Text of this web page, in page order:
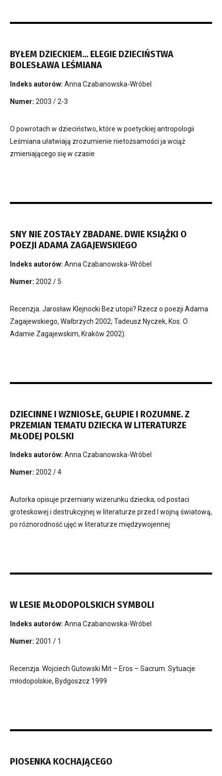
BYŁEM DZIECKIEM... ELEGIE DZIECIŃSTWA
BOLESŁAWA LEŚMIANA
Indeks autorów: Anna Czabanowska-Wróbel
Numer: 2003 / 2-3
O powrotach w dzieciństwo, które w poetyckiej antropologii
Leśmiana ułatwiają zrozumienie nietożsamości ja wciąż
zmieniającego się w czasie
SNY NIE ZOSTAŁY ZBADANE. DWIE KSIĄŻKI O
POEZJI ADAMA ZAGAJEWSKIEGO
Indeks autorów: Anna Czabanowska-Wróbel
Numer: 2002 / 5
Recenzja. Jarosław Klejnocki Bez utopii? Rzecz o poezji Adama
Zagajewskiego, Wałbrzych 2002; Tadeusz Nyczek, Kos. O
Adamie Zagajewskim, Kraków 2002).
DZIECINNE I WZNIOSŁE, GŁUPIE I ROZUMNE. Z
PRZEMIAN TEMATU DZIECKA W LITERATURZE
MŁODEJ POLSKI
Indeks autorów: Anna Czabanowska-Wróbel
Numer: 2002 / 4
Autorka opisuje przemiany wizerunku dziecka, od postaci
groteskowej i destrukcyjnej w literaturze przed I wojną światową,
po różnorodność ujęć w literaturze międzywojennej
W LESIE MŁODOPOLSKICH SYMBOLI
Indeks autorów: Anna Czabanowska-Wróbel
Numer: 2001 / 1
Recenzja. Wojciech Gutowski Mit – Eros – Sacrum. Sytuacje
młodopolskie, Bydgoszcz 1999
PIOSENKA KOCHAJĄCEGO